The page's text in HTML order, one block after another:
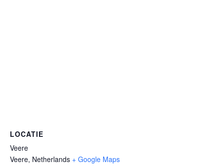
LOCATIE
Veere
Veere, Netherlands + Google Maps